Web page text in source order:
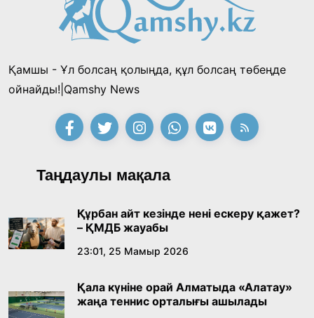
Қамшы - Ұл болсаң қолыңда, құл болсаң төбеңде
ойнайды!|Qamshy News
Таңдаулы мақала
Құрбан айт кезінде нені ескеру қажет?
– ҚМДБ жауабы
23:01, 25 Мамыр 2026
Қала күніне орай Алматыда «Алатау»
жаңа теннис орталығы ашылады